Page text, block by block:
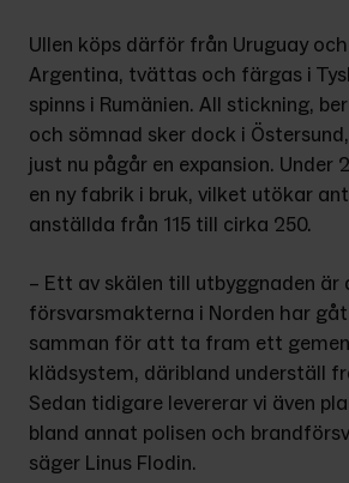
Ullen köps därför från Uruguay och
Argentina, tvättas och färgas i
spinns i Rumänien. All stickning,
och sömnad sker dock i
just nu pågår en expansion. Under
en ny fabrik i bruk, vilket utökar
anställda från 115 till cirka 250.
– Ett av skälen till utbyggnaden är
försvarsmakterna i Norden har
samman för att ta fram ett
klädsystem, däribland underställ
Sedan tidigare levererar vi även
bland annat polisen och
säger Linus Flodin.